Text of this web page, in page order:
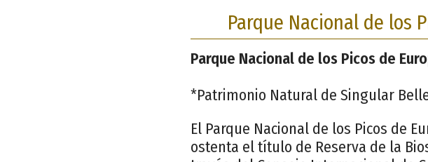
Parque Nacional de los
Parque Nacional de los Picos de
*Patrimonio Natural de Singular
El Parque Nacional de los Picos de
ostenta el título de Reserva de la